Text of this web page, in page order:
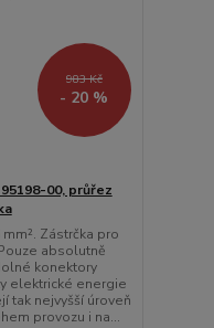
983 Kč
- 20 %
00, průřez
Zástrčka pro
absolutně
konektory
elektrické energie
tak nejvyšší úroveň
provozu i na...